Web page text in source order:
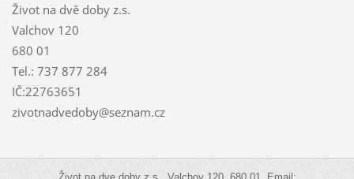
Život na dvě doby z.s.
Valchov 120
680 01
Tel.: 737 877 284
IČ:22763651
zivotnadvedoby@seznam.cz